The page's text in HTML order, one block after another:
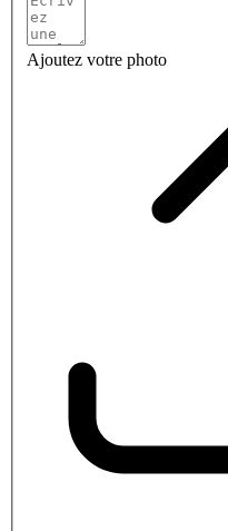
Ajoutez votre photo